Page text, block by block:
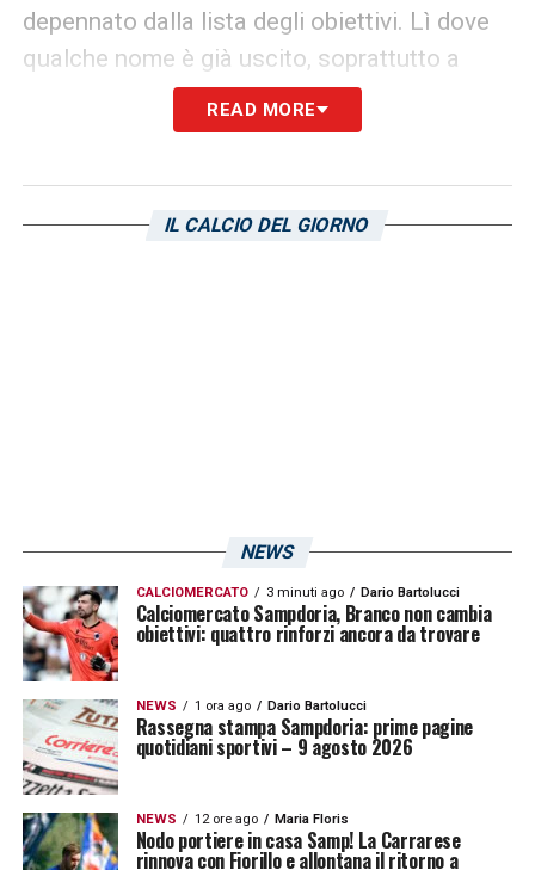
depennato dalla lista degli obiettivi. Lì dove
qualche nome è già uscito, soprattutto a
Sampdoria
Idea Faticanti per la Samp (Instagram Sampdoria) –
Sampnews24.com
Parliamo di un giocatore cresciuto dentro
uno dei settori giovanili più importanti del
READ MORE
IL CALCIO DEL GIORNO
NEWS
CALCIOMERCATO 3 minuti ago Dario Bartolucci
Calciomercato Sampdoria, Branco non cambia
obiettivi: quattro rinforzi ancora da trovare
NEWS 1 ora ago Dario Bartolucci
Rassegna stampa Sampdoria: prime pagine
quotidiani sportivi – 9 agosto 2026
NEWS 12 ore ago Maria Floris
Nodo portiere in casa Samp! La Carrarese
rinnova con Fiorillo e allontana il ritorno a